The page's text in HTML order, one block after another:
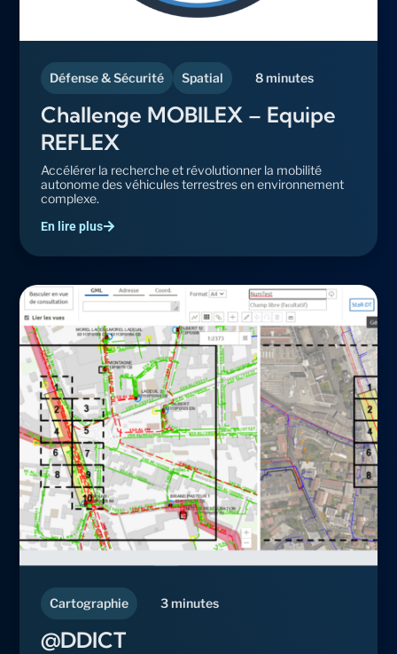
Défense & Sécurité Spatial 8 minutes
Challenge MOBILEX – Equipe
REFLEX
Accélérer la recherche et révolutionner la mobilité
autonome des véhicules terrestres en environnement
complexe.
En lire plus
Cartographie 3 minutes
@DDICT